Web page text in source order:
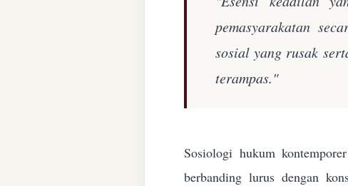
pemasyarakatan
sosial yang rusak
terampas."
Sosiologi hukum
berbanding lurus dengan